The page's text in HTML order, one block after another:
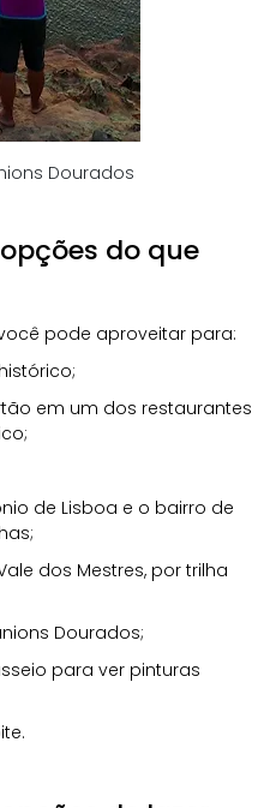
Dourados
do que
pode aproveitar para:
em um dos restaurantes
de Lisboa e o bairro de
dos Mestres, por trilha
Dourados;
para ver pinturas